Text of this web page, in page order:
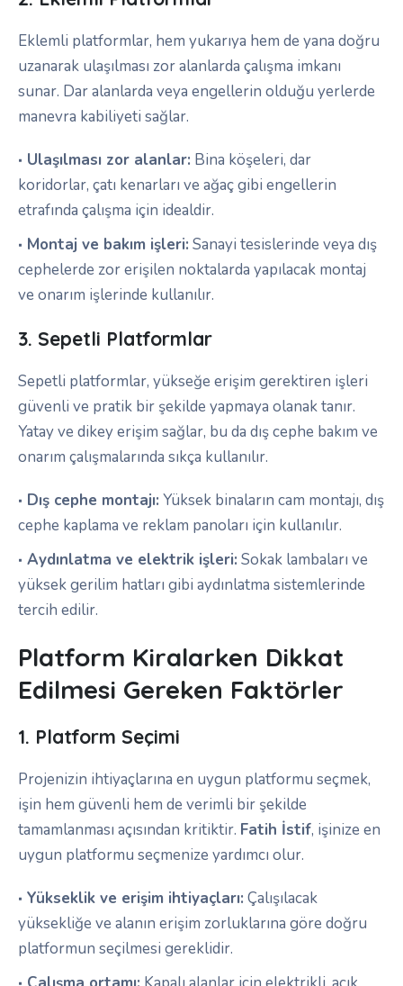
Eklemli platformlar, hem yukarıya hem de yana doğru
uzanarak ulaşılması zor alanlarda çalışma imkanı
sunar. Dar alanlarda veya engellerin olduğu yerlerde
manevra kabiliyeti sağlar.
Ulaşılması zor alanlar: Bina köşeleri, dar
koridorlar, çatı kenarları ve ağaç gibi engellerin
etrafında çalışma için idealdir.
Montaj ve bakım işleri: Sanayi tesislerinde veya dış
cephelerde zor erişilen noktalarda yapılacak montaj
ve onarım işlerinde kullanılır.
3. Sepetli Platformlar
Sepetli platformlar, yükseğe erişim gerektiren işleri
güvenli ve pratik bir şekilde yapmaya olanak tanır.
Yatay ve dikey erişim sağlar, bu da dış cephe bakım ve
onarım çalışmalarında sıkça kullanılır.
Dış cephe montajı: Yüksek binaların cam montajı, dış
cephe kaplama ve reklam panoları için kullanılır.
Aydınlatma ve elektrik işleri: Sokak lambaları ve
yüksek gerilim hatları gibi aydınlatma sistemlerinde
tercih edilir.
Platform Kiralarken Dikkat
Edilmesi Gereken Faktörler
1. Platform Seçimi
Projenizin ihtiyaçlarına en uygun platformu seçmek,
işin hem güvenli hem de verimli bir şekilde
tamamlanması açısından kritiktir. Fatih İstif, işinize en
uygun platformu seçmenize yardımcı olur.
Yükseklik ve erişim ihtiyaçları: Çalışılacak
yüksekliğe ve alanın erişim zorluklarına göre doğru
platformun seçilmesi gereklidir.